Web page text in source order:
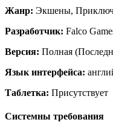
Жанр: Экшены,
Разработчик: Falco
Версия: Полная
Язык интерфейса:
Таблетка: Присутствует
Системны требования